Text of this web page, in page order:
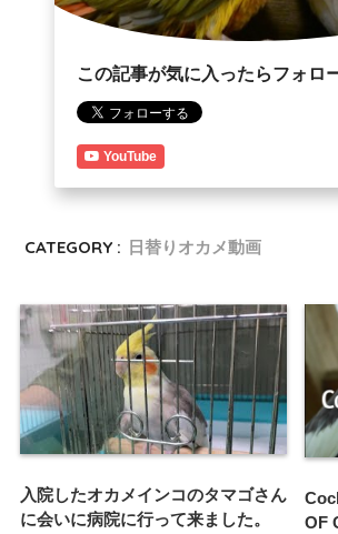
この記事が気に入ったらフォロ
YouTube
CATEGORY : 日替りオカメ動画
入院したオカメインコのタマゴさん
に会いに病院に行って来ました。
OF